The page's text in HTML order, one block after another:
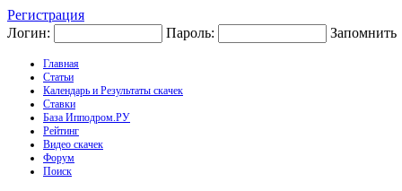
Регистрация
Логин:
Пароль: Запомнить
Главная
Статьи
Календарь и Результаты скачек
Ставки
База Ипподром.РУ
Рейтинг
Видео скачек
Форум
Поиск